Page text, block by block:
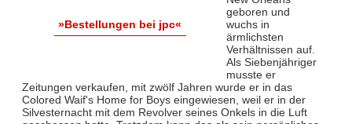
»Bestellungen bei jpc«
geboren und
wuchs in
ärmlichsten
Verhältnissen auf.
Als Siebenjähriger
musste er
Zeitungen verkaufen, mit zwölf Jahren wurde er in das
Colored Waif's Home for Boys eingewiesen, weil er in der
Silvesternacht mit dem Revolver seines Onkels in die Luft